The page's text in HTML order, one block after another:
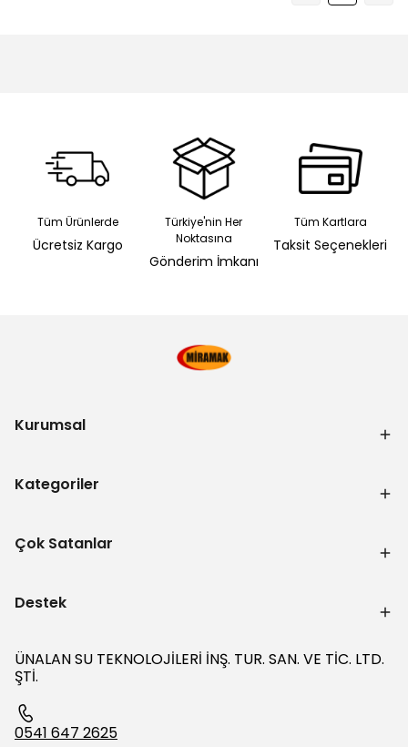
Tüm Ürünlerde
Ücretsiz Kargo
Türkiye'nin Her
Noktasına
Gönderim İmkanı
Tüm Kartlara
Taksit Seçenekleri
Kurumsal
Kategoriler
Çok Satanlar
Destek
ÜNALAN SU TEKNOLOJİLERİ İNŞ. TUR. SAN. VE TİC. LTD.
ŞTİ.
0541 647 2625